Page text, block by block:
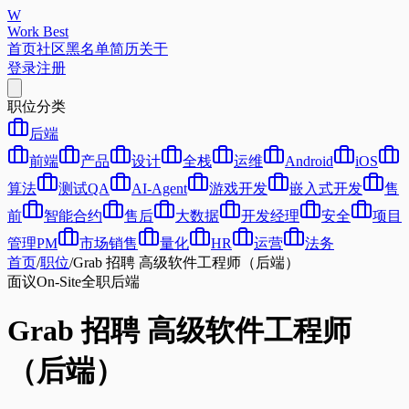
W
Work Best
首页社区黑名单简历关于
登录注册
职位分类
后端
前端
产品 设计 全栈 运维 Android
iOS
算法
测试QA AI-Agent 游戏开发 嵌入式开发
售
前
智能合约 售后 大数据 开发经理 安全
项目
管理PM
市场销售 量化 HR 运营
法务
首页/职位/Grab 招聘 高级软件工程师（后端）
面议On-Site全职后端
Grab 招聘 高级软件工程师
（后端）